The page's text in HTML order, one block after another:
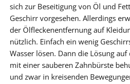
sich zur Beseitigung von Öl und
Geschirr vorgesehen. Allerdings
der Ölfleckenentfernung auf
nützlich. Einfach ein wenig
Wasser lösen. Dann die Lösung auf
mit einer sauberen Zahnbürste
und zwar in kreisenden